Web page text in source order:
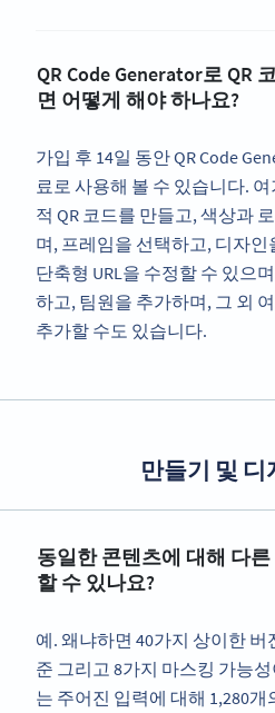
QR Code Generator로 QR
면 어떻게 해야 하나요?
가입 후 14일 동안 QR Code
료로 사용해 볼 수 있습니다.
적 QR 코드를 만들고, 색상과
며, 프레임을 선택하고, 디자
단축형 URL을 수정할 수 있으
하고, 팀원을 추가하며, 그 외
추가할 수도 있습니다.
만들기 및 디
동일한 콘텐츠에 대해 다른
할 수 있나요?
예. 왜냐하면 40가지 상이한 버
준 그리고 8가지 마스킹 가능
는 주어진 입력에 대해 1,280개